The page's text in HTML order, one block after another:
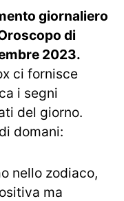
giornaliero
di
2023.
ci fornisce
i segni
del giorno.
domani:
nello zodiaco,
ma